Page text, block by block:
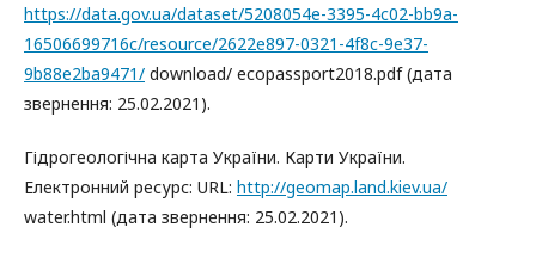
https://data.gov.ua/dataset/5208054e-3395-4c02-bb9a-
16506699716c/resource/2622e897-0321-4f8c-9e37-
9b88e2ba9471/ download/ ecopassport2018.pdf (дата
звернення: 25.02.2021).
Гідрогеологічна карта України. Карти України.
Електронний ресурс: URL: http://geomap.land.kiev.ua/
water.html (дата звернення: 25.02.2021).